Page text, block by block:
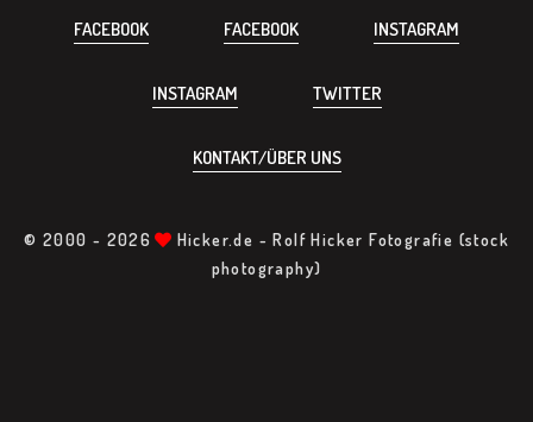
FACEBOOK FACEBOOK INSTAGRAM
INSTAGRAM TWITTER
KONTAKT/ÜBER UNS
© 2000 - 2026
Hicker.de - Rolf Hicker Fotografie (stock
photography)